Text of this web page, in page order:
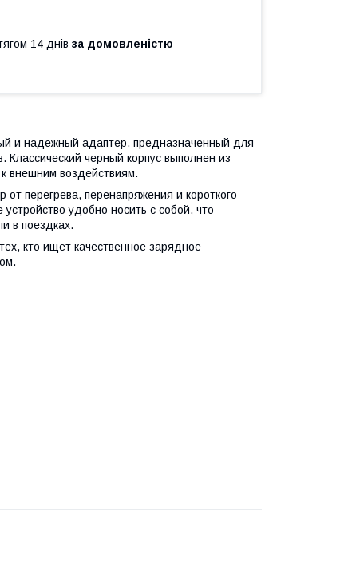
14 днів за домовленістю
и надежный адаптер, предназначенный для
черный корпус выполнен из
внешним воздействиям.
перегрева, перенапряжения и короткого
удобно носить с собой, что
в поездках.
кто ищет качественное зарядное